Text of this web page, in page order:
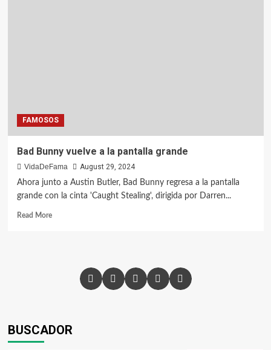
FAMOSOS
Bad Bunny vuelve a la pantalla grande
VidaDeFama
August 29, 2024
Ahora junto a Austin Butler, Bad Bunny regresa a la pantalla
grande con la cinta 'Caught Stealing', dirigida por Darren...
Read More
BUSCADOR